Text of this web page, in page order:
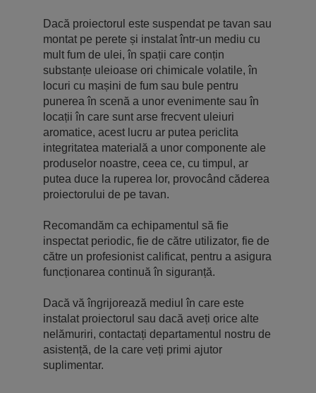
Dacă proiectorul este suspendat pe tavan sau
montat pe perete și instalat într-un mediu cu
mult fum de ulei, în spații care conțin
substanțe uleioase ori chimicale volatile, în
locuri cu mașini de fum sau bule pentru
punerea în scenă a unor evenimente sau în
locații în care sunt arse frecvent uleiuri
aromatice, acest lucru ar putea periclita
integritatea materială a unor componente ale
produselor noastre, ceea ce, cu timpul, ar
putea duce la ruperea lor, provocând căderea
proiectorului de pe tavan.
Recomandăm ca echipamentul să fie
inspectat periodic, fie de către utilizator, fie de
către un profesionist calificat, pentru a asigura
funcționarea continuă în siguranță.
Dacă vă îngrijorează mediul în care este
instalat proiectorul sau dacă aveți orice alte
nelămuriri, contactați departamentul nostru de
asistență, de la care veți primi ajutor
suplimentar.